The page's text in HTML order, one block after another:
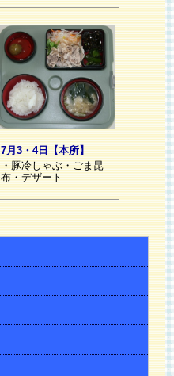
7月3・4日【本所】
・豚冷しゃぶ・ごま昆
布・デザート